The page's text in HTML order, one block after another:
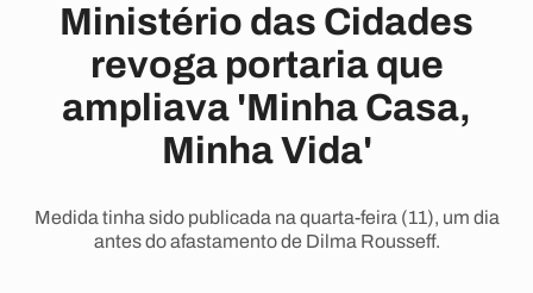
Ministério das Cidades
revoga portaria que
ampliava 'Minha Casa,
Minha Vida'
Medida tinha sido publicada na quarta-feira (11), um dia
antes do afastamento de Dilma Rousseff.